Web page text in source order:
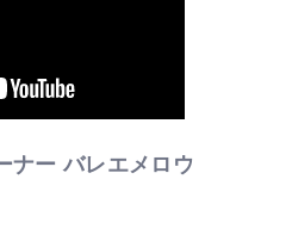
ナー バレエメロウ